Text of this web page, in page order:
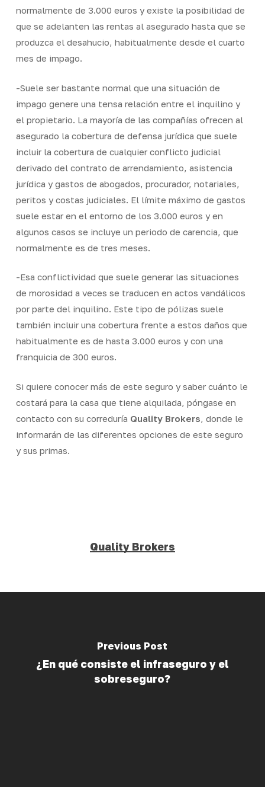
normalmente de 3.000 euros y existe la posibilidad de
que se adelanten las rentas al asegurado hasta que se
produzca el desahucio, habitualmente desde el cuarto
mes de impago.
-Suele ser bastante normal que una situación de
impago genere una tensa relación entre el inquilino y
el propietario. La mayoría de las compañías ofrecen al
asegurado la cobertura de defensa jurídica que suele
incluir la cobertura de cualquier conflicto judicial
derivado del contrato de arrendamiento, asistencia
jurídica y gastos de abogados, procurador, notariales,
peritos y costas judiciales. El límite máximo de gastos
suele estar en el entorno de los 3.000 euros y en
algunos casos se incluye un periodo de carencia, que
normalmente es de tres meses.
-Esa conflictividad que suele generar las situaciones
de morosidad a veces se traducen en actos vandálicos
por parte del inquilino. Este tipo de pólizas suele
también incluir una cobertura frente a estos daños que
habitualmente es de hasta 3.000 euros y con una
franquicia de 300 euros.
Si quiere conocer más de este seguro y saber cuánto le
costará para la casa que tiene alquilada, póngase en
contacto con su correduría Quality Brokers , donde le
informarán de las diferentes opciones de este seguro
y sus primas.
Quality Brokers
Previous Post
¿En qué consiste el infraseguro y el
sobreseguro?